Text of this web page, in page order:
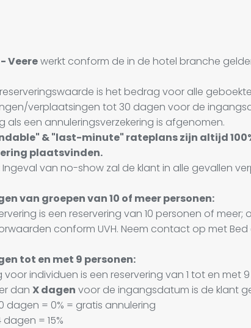
Veerewerkt conform de in de hotel branche
is het bedrag voor alle
verplaatsingen tot 30 dagen voor de
als een annuleringsverzekering is afgenomen.
& "last-minute" rateplans zijn altijd
plaatsvinden.
Ingeval van no-show zal de klant in alle gevallen
van groepen van 10 of meer personen:
is een reservering van 10 personen of
conform UVH. Neem contact op met
tot en met 9 personen:
voor individuen is een reservering van 1 tot en
dan X dagen voor de ingangsdatum is de klant
dagen = 0% = gratis annulering
= 15%